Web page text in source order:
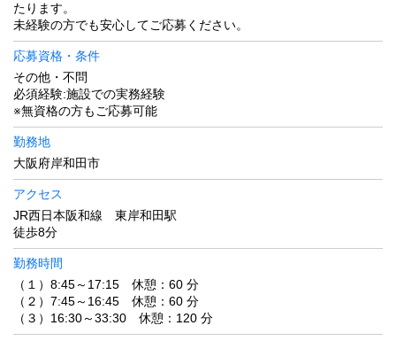
たります。
未経験の方でも安心してご応募ください。
応募資格・条件
その他・不問
必須経験:施設での実務経験
※無資格の方もご応募可能
勤務地
大阪府岸和田市
アクセス
JR西日本阪和線 東岸和田駅
徒歩8分
勤務時間
（１）8:45～17:15 休憩：60 分
（２）7:45～16:45 休憩：60 分
（３）16:30～33:30 休憩：120 分